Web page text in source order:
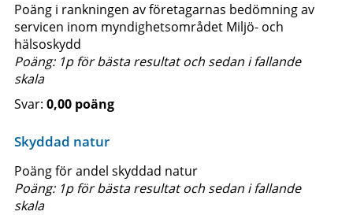
Poäng i rankningen av företagarnas bedömning av
servicen inom myndighetsområdet Miljö- och
hälsoskydd
Poäng: 1p för bästa resultat och sedan i fallande
skala
0,00 poäng
Skyddad natur
Poäng för andel skyddad natur
Poäng: 1p för bästa resultat och sedan i fallande
skala